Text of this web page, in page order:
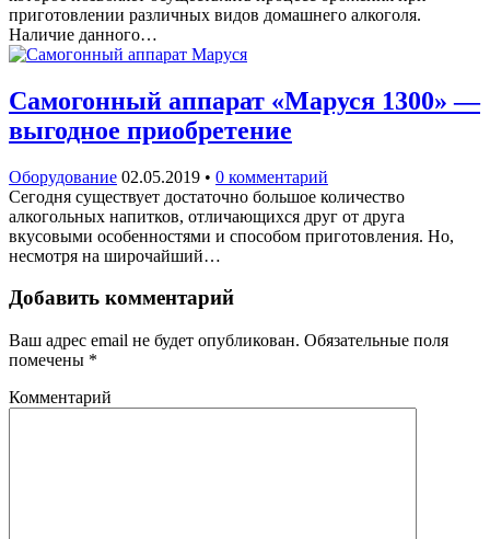
приготовлении различных видов домашнего алкоголя.
Наличие данного…
Самогонный аппарат «Маруся 1300» —
выгодное приобретение
Оборудование 02.05.2019 • 0 комментарий
Сегодня существует достаточно большое количество
алкогольных напитков, отличающихся друг от друга
вкусовыми особенностями и способом приготовления. Но,
несмотря на широчайший…
Добавить комментарий
Ваш адрес email не будет опубликован. Обязательные поля
помечены *
Комментарий